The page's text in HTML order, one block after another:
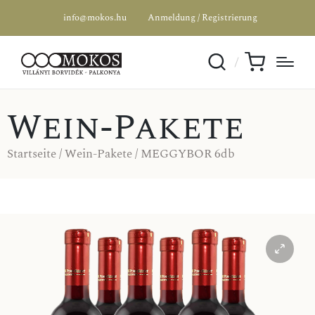
info@mokos.hu Anmeldung / Registrierung
Wein-Pakete
Startseite/Wein-Pakete/ MEGGYBOR 6db